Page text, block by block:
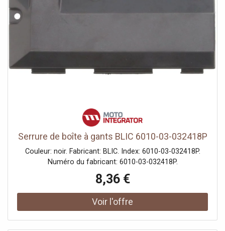
Serrure de boîte à gants BLIC 6010-03-032418P
Couleur: noir. Fabricant: BLIC. Index: 6010-03-032418P.
Numéro du fabricant: 6010-03-032418P.
8,36 €